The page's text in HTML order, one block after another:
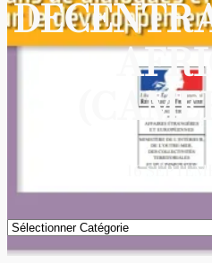
16
Catégories